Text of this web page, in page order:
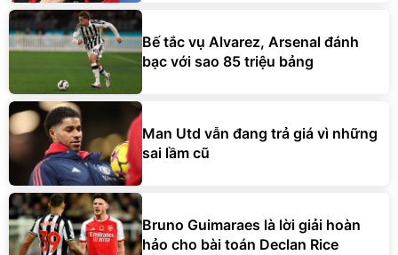
Bế tắc vụ Alvarez, Arsenal đánh
bạc với sao 85 triệu bảng
Man Utd vẫn đang trả giá vì những
sai lầm cũ
Bruno Guimaraes là lời giải hoàn
hảo cho bài toán Declan Rice